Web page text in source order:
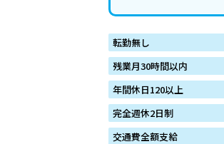
転勤無し
残業月30時間以内
年間休日120以上
完全週休2日制
交通費全額支給